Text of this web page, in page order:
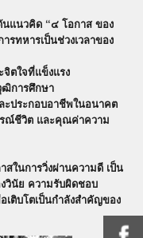
นวคิด “๔ โอกาส ของ
รทหารเป็นช่วงเวลาของ
ใจที่แข็งแรง
การศึกษา
ระกอบอาชีพในอนาคต
ชีวิต และคุณค่าความ
นการวิ่งผ่านความดี เป็น
งวินัย ความรับผิดชอบ
เติบโตเป็นกำลังสำคัญของ